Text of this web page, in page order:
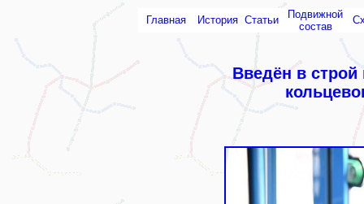
Главная История Статьи
Подвижной
состав
Введён в строй